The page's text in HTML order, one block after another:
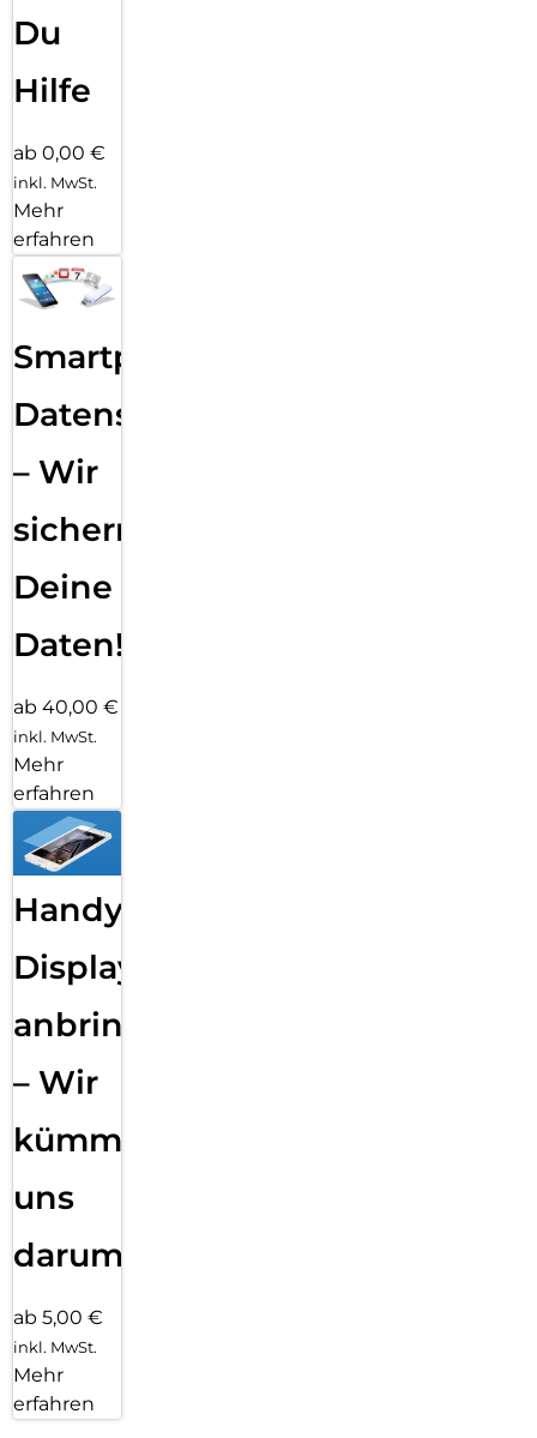
Du
Hilfe
ab 0,00 €
inkl. MwSt.
Mehr
erfahren
Smartphone
Datensicherung
– Wir
sichern
Deine
Daten!
ab 40,00 €
inkl. MwSt.
Mehr
erfahren
Handy
Displayfolie
anbringen
– Wir
kümmern
uns
darum!
ab 5,00 €
inkl. MwSt.
Mehr
erfahren